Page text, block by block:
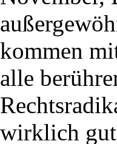
kommen
alle
wirklich